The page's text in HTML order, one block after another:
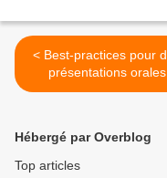
< Best-practices pour des
présentations orales
professionnelles et
Hébergé par Overblog
Top articles